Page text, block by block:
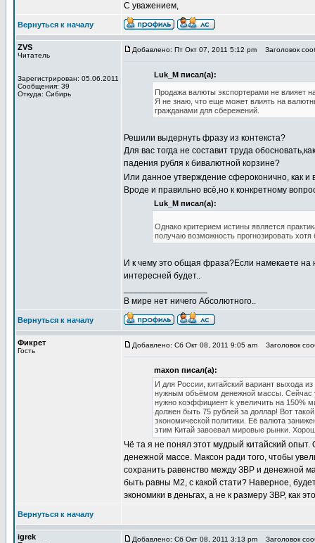
С уважением,
Вернуться к началу
ZVS
Читатель
Зарегистрирован: 05.06.2011
Сообщения: 39
Откуда: Сибирь
Добавлено: Пт Окт 07, 2011 5:12 pm Заголовок
Luk_M писал(а):
Продажа валюты экспортерами не влияет
Я не знаю, что еще может влиять на
гражданами для сбережений.
Решили выдернуть фразу из контекста?
Для вас тогда не составит труда
падения рубля к бивалютной корзине?
Или данное утверждение сфероконично, как и
Вроде и правильно всё,но к конкретному
Luk_M писал(а):
Однако критерием истины является
получаю возможность прогнозировать
И к чему это общая фраза?Если намекаете на
интересней будет..
В мире нет ничего Абсолютного..
Вернуться к началу
Фикрет
Гость
Добавлено: Сб Окт 08, 2011 9:05 am Заголовок
maxon писал(а):
И для России, китайский вариант выхода
нужным объёмом денежной массы. Сейчас
нужно коэффициент k увеличить на 150%
должен быть 75 рублей за доллар! Вот
экономической политики. Её валюта
этим Китай завоевал мировые рынки.
Чё та я не понял этот мудрый китайский
денежной массе. Максон ради того, чтобы
сохранить равенство между ЗВР и денежной
быть равны М2, с какой стати? Наверное,
экономики в деньгах, а не к размеру ЗВР, как
Вернуться к началу
igrek Добавлено: Сб Окт 08, 2011 3:13 pm Заголовок